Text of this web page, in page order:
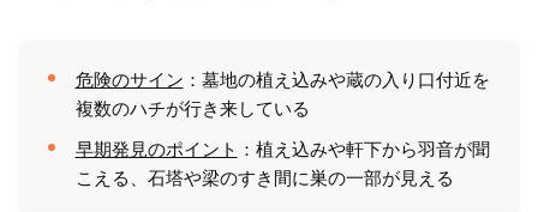
危険のサイン ：墓地の植え込みや蔵の入り口付近を
複数のハチが行き来している
早期発見のポイント ：植え込みや軒下から羽音が聞
こえる、石塔や梁のすき間に巣の一部が見える